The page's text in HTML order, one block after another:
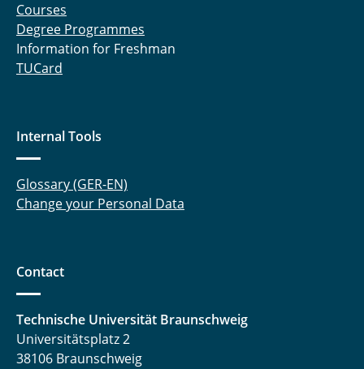
Courses
Degree Programmes
Information for Freshman
TUCard
Internal Tools
Glossary (GER-EN)
Change your Personal Data
Contact
Technische Universität Braunschweig
Universitätsplatz 2
38106 Braunschweig